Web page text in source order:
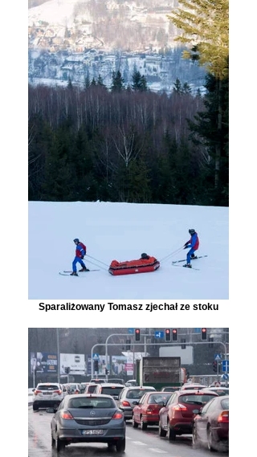
Sparaliżowany Tomasz zjechał ze stoku